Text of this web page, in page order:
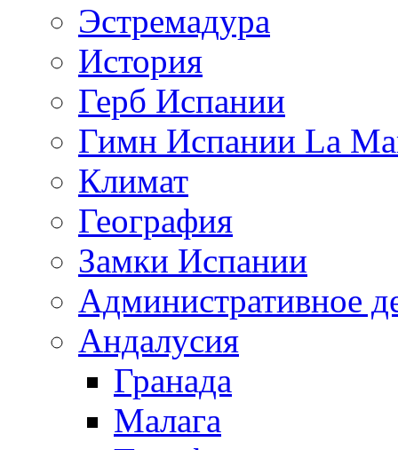
Эстремадура
История
Герб Испании
Гимн Испании La
Климат
География
Замки Испании
Административное
Андалусия
Гранада
Малага